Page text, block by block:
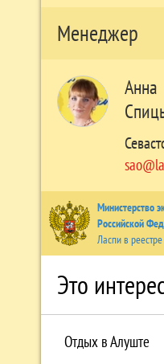
Менеджер
Анна
Министерство
Российской
Ласпи в
Это
Отдых в Алуште